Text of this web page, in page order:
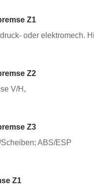
Z1
oder elektromech.
Z2
V/H,
Z3
ABS/ESP
Z1